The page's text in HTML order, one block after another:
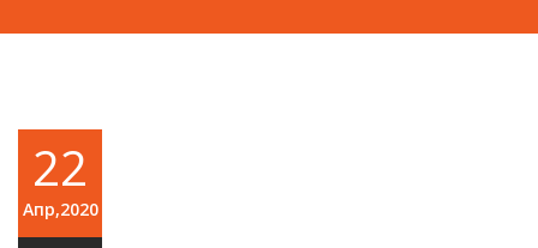
22
Апр,2020